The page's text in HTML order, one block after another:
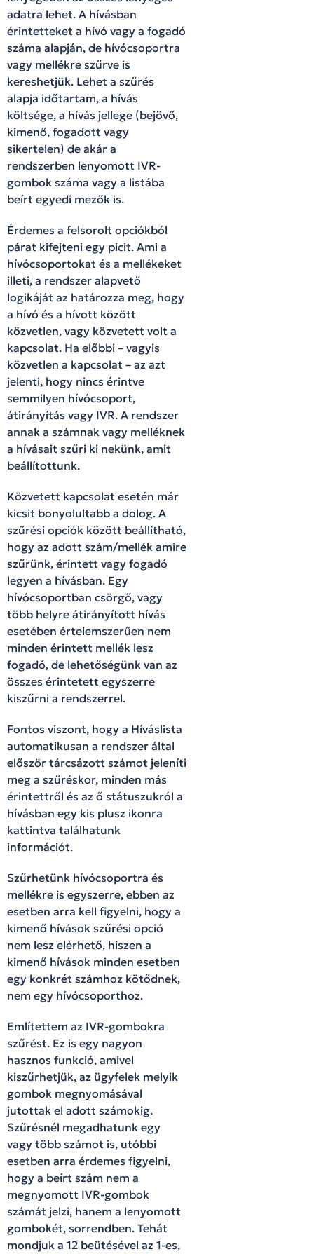
adatra lehet. A hívásban
érintetteket a hívó vagy a fogadó
száma alapján, de hívócsoportra
vagy mellékre szűrve is
kereshetjük. Lehet a szűrés
alapja időtartam, a hívás
költsége, a hívás jellege (bejövő,
kimenő, fogadott vagy
sikertelen) de akár a
rendszerben lenyomott IVR-
gombok száma vagy a listába
beírt egyedi mezők is.
Érdemes a felsorolt opciókból
párat kifejteni egy picit. Ami a
hívócsoportokat és a mellékeket
illeti, a rendszer alapvető
logikáját az határozza meg, hogy
a hívó és a hívott között
közvetlen, vagy közvetett volt a
kapcsolat. Ha előbbi – vagyis
közvetlen a kapcsolat – az azt
jelenti, hogy nincs érintve
semmilyen hívócsoport,
átirányítás vagy IVR. A rendszer
annak a számnak vagy melléknek
a hívásait szűri ki nekünk, amit
beállítottunk.
Közvetett kapcsolat esetén már
kicsit bonyolultabb a dolog. A
szűrési opciók között beállítható,
hogy az adott szám/mellék amire
szűrünk, érintett vagy fogadó
legyen a hívásban. Egy
hívócsoportban csörgő, vagy
több helyre átirányított hívás
esetében értelemszerűen nem
minden érintett mellék lesz
fogadó, de lehetőségünk van az
összes érintetett egyszerre
kiszűrni a rendszerrel.
Fontos viszont, hogy a Híváslista
automatikusan a rendszer által
először tárcsázott számot jeleníti
meg a szűréskor, minden más
érintettről és az ő státuszukról a
hívásban egy kis plusz ikonra
kattintva találhatunk
információt.
Szűrhetünk hívócsoportra és
mellékre is egyszerre, ebben az
esetben arra kell figyelni, hogy a
kimenő hívások szűrési opció
nem lesz elérhető, hiszen a
kimenő hívások minden esetben
egy konkrét számhoz kötődnek,
nem egy hívócsoporthoz.
Említettem az IVR-gombokra
szűrést. Ez is egy nagyon
hasznos funkció, amivel
kiszűrhetjük, az ügyfelek melyik
gombok megnyomásával
jutottak el adott számokig.
Szűrésnél megadhatunk egy
vagy több számot is, utóbbi
esetben arra érdemes figyelni,
hogy a beírt szám nem a
megnyomott IVR-gombok
számát jelzi, hanem a lenyomott
gombokét, sorrendben. Tehát
mondjuk a 12 beütésével az 1-es,